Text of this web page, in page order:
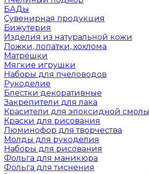
БАДы
Сувенирная продукция
Бижутерия
Изделия из натуральной кожи
Ложки, лопатки, хохлома
Матрёшки
Мягкие игрушки
Наборы для пчеловодов
Рукоделие
Блестки декоративные
Закрепители для лака
Красители для эпоксидной смолы
Краски для рисования
Люминофор для творчества
Молды для рукоделия
Наборы для рисования
Фольга для маникюра
Фольга для тиснения